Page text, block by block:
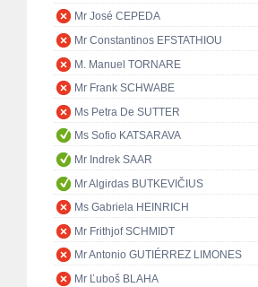
Mr José CEPEDA
Mr Constantinos EFSTATHIOU
M. Manuel TORNARE
Mr Frank SCHWABE
Ms Petra De SUTTER
Ms Sofio KATSARAVA
Mr Indrek SAAR
Mr Algirdas BUTKEVIČIUS
Ms Gabriela HEINRICH
Mr Frithjof SCHMIDT
Mr Antonio GUTIÉRREZ LIMONES
Mr Ľuboš BLAHA